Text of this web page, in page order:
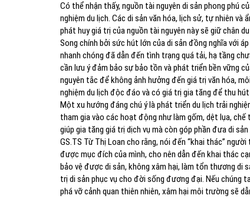
Có thể nhận thấy, nguồn tài nguyên di sản phong phú
nghiệm du lịch. Các di sản văn hóa, lịch sử, tự nhiên
phát huy giá trị của nguồn tài nguyên này sẽ giữ chân
Song chính bởi sức hút lớn của di sản đồng nghĩa với
nhanh chóng đã dẫn đến tình trạng quá tải, hạ tầng
cần lưu ý đảm bảo sự bảo tồn và phát triển bền vững
nguyên tắc để không ảnh hưởng đến giá trị văn hóa,
nghiệm du lịch độc đáo và có giá trị gia tăng để thu
Một xu hướng đáng chú ý là phát triển du lịch trải
tham gia vào các hoạt động như làm gốm, dệt lụa,
giúp gia tăng giá trị dịch vụ mà còn góp phần đưa di
GS.TS Từ Thị Loan cho rằng, nói đến “khai thác”
được mục đích của mình, cho nên dẫn đến khai thác
bảo vệ được di sản, không xâm hại, làm tổn thương di
trị di sản phục vụ cho đời sống đương đại. Nếu chúng
phá vỡ cảnh quan thiên nhiên, xâm hại môi trường sẽ